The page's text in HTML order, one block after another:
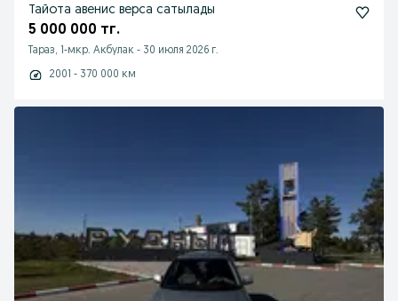
Тайота авенис верса сатылады
5 000 000 тг.
Тараз, 1-мкр. Акбулак - 30 июля 2026 г.
2001 - 370 000 км